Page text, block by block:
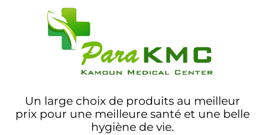
Un large choix de produits au meilleur
prix pour une meilleure santé et une belle
hygiène de vie.